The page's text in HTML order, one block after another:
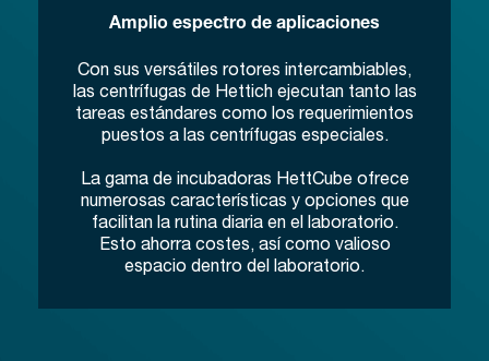
Amplio espectro de aplicaciones
Con sus versátiles rotores intercambiables,
las centrífugas de Hettich ejecutan tanto las
tareas estándares como los requerimientos
puestos a las centrífugas especiales.
La gama de incubadoras HettCube ofrece
numerosas características y opciones que
facilitan la rutina diaria en el laboratorio.
Esto ahorra costes, así como valioso
espacio dentro del laboratorio.